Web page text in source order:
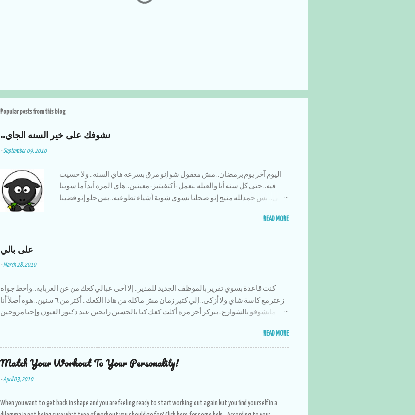
a
C
m
m
n
Popular posts from this blog
..نشوفك على خير السنه الجاي
-September 09, 2010
اليوم آخر يوم برمضان.. مش معقول شو إنو مرق بسرعه هاي السنه.. ولا حسيت
فيه.. حتى كل سنه أنا والعيله بنعمل -أكتفيتيز- معينين.. هاي المره أبداً ما سوينا
شي.. بس حمدلله منيح إنو صحلنا نسوي شوية أشياء تطوعيه.. بس حلو إنو قضينا
سنين لقدام :) أكتر شي كنت أحبو لما كنا أنا وأخواتي نقعد بالبلكونه الساعة ١١
شوب أول أسبوعين فاستوى التين والعنب على السريع فكنا كل يوم نلقط عن
الشجر وناكل بعد الفطور.. الشيء السيء الوحيد إلي صار بهادا الرمضان هوه إنو
'باريس' إنسرقت .. ولهلأ مافي أخبار عن هالموضوع بس إن شاء الله خير.. كل عام
READ MORE
على بالي
-March 28, 2010
كنت قاعدة بسوي تقرير بالموظف الجديد للمدير.. إلا أجى عبالي كعك من عن العربايه.. وأحط جواه
زعتر مع كاسة شاي ولا أزكى.. إلي كتير زمان مش ماكله من هادا الكعك.. أكتر من ٦ سنين.. هوه أصلاً أنا
مابشوفو بالشوارع.. بتزكر أخر مره أكلت كعك كنا بالحسين رايحين عند دكتور العيون وإحنا مروحين
READ MORE
Match Your Workout To Your Personality!
-April 03, 2010
When you want to get back in shape and you are feeling ready to start working out again but you find yourself in a